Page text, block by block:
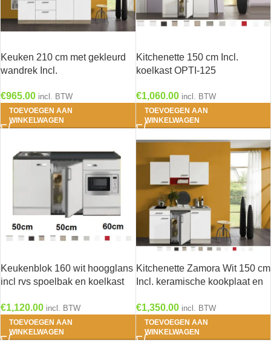
Keuken 210 cm met gekleurd
wandrek Incl.
624
€965.00 incl. BTW
TOEVOEGEN AAN
WINKELWAGEN
Kitchenette 150 cm Incl.
koelkast OPTI-125
€1,060.00 incl. BTW
TOEVOEGEN AAN
WINKELWAGEN
Keukenblok 160 wit hoogglans
incl rvs spoelbak en koelkast
€1,120.00 incl. BTW
TOEVOEGEN AAN
WINKELWAGEN
Kitchenette Zamora Wit 150 cm
Incl. keramische kookplaat en
€1,350.00 incl. BTW
TOEVOEGEN AAN
WINKELWAGEN